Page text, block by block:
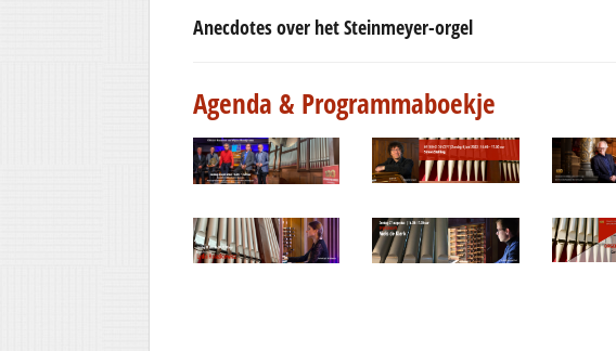
Anecdotes over het Steinmeyer-orgel
Agenda & Programmaboekje